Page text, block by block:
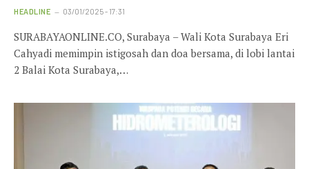
HEADLINE 03/01/2025 - 17:31
SURABAYAONLINE.CO, Surabaya – Wali Kota Surabaya Eri
Cahyadi memimpin istigosah dan doa bersama, di lobi lantai
2 Balai Kota Surabaya,…